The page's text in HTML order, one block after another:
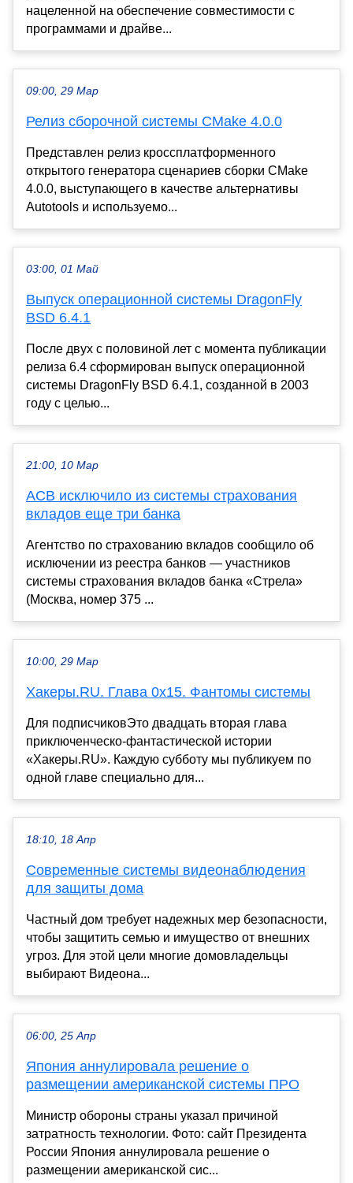
нацеленной на обеспечение совместимости с
программами и драйве...
09:00, 29 Мар
Релиз сборочной системы CMake 4.0.0
Представлен релиз кроссплатформенного
открытого генератора сценариев сборки CMake
4.0.0, выступающего в качестве альтернативы
Autotools и используемо...
03:00, 01 Май
Выпуск операционной системы DragonFly
BSD 6.4.1
После двух с половиной лет с момента публикации
релиза 6.4 сформирован выпуск операционной
системы DragonFly BSD 6.4.1, созданной в 2003
году с целью...
21:00, 10 Мар
АСВ исключило из системы страхования
вкладов еще три банка
Агентство по страхованию вкладов сообщило об
исключении из реестра банков — участников
системы страхования вкладов банка «Стрела»
(Москва, номер 375 ...
10:00, 29 Мар
Хакеры.RU. Глава 0х15. Фантомы системы
Для подписчиковЭто двадцать вторая глава
приключенческо‑фантастической истории
«Хакеры.RU». Каждую субботу мы публикуем по
одной главе специально для...
18:10, 18 Апр
Современные системы видеонаблюдения
для защиты дома
Частный дом требует надежных мер безопасности,
чтобы защитить семью и имущество от внешних
угроз. Для этой цели многие домовладельцы
выбирают Видеона...
06:00, 25 Апр
Япония аннулировала решение о
размещении американской системы ПРО
Министр обороны страны указал причиной
затратность технологии. Фото: сайт Президента
России Япония аннулировала решение о
размещении американской сис...